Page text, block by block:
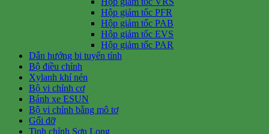
Hộp giảm tốc PFR
Hộp giảm tốc PAB
Hộp giảm tốc EVS
Hộp giảm tốc PAR
Dẫn hướng bi tuyến tính
Bộ điều chỉnh
Xylanh khí nén
Bộ vi chỉnh cơ
Bánh xe ESUN
Bộ vi chỉnh bằng mô tơ
Gối đỡ
Tinh chỉnh Sơn Long